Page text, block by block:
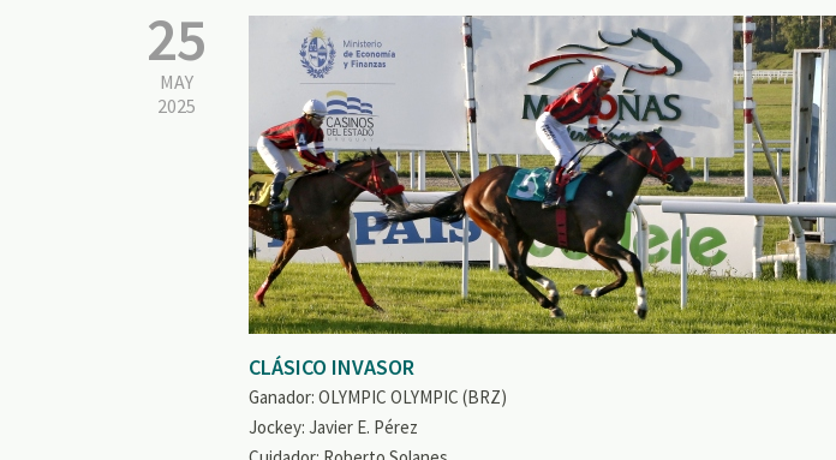
25
MAY
2025
CLÁSICO INVASOR
Ganador: OLYMPIC OLYMPIC (BRZ)
Jockey: Javier E. Pérez